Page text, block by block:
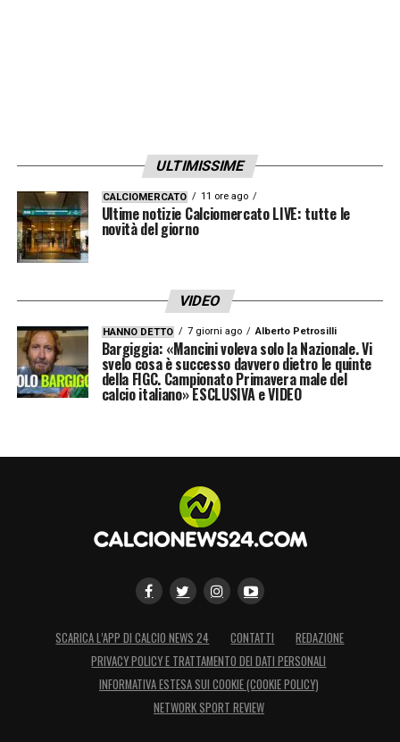
ULTIMISSIME
CALCIOMERCATO 11 ore ago
Ultime notizie Calciomercato LIVE: tutte le
novità del giorno
VIDEO
HANNO DETTO 7 giorni ago Alberto Petrosilli
Bargiggia: «Mancini voleva solo la Nazionale. Vi
svelo cosa è successo davvero dietro le quinte
della FIGC. Campionato Primavera male del
calcio italiano» ESCLUSIVA e VIDEO
SCARICA L’APP DI CALCIO NEWS 24 CONTATTI
REDAZIONE
PRIVACY POLICY E TRATTAMENTO DEI DATI PERSONALI
INFORMATIVA ESTESA SUI COOKIE (COOKIE POLICY)
NETWORK SPORT REVIEW